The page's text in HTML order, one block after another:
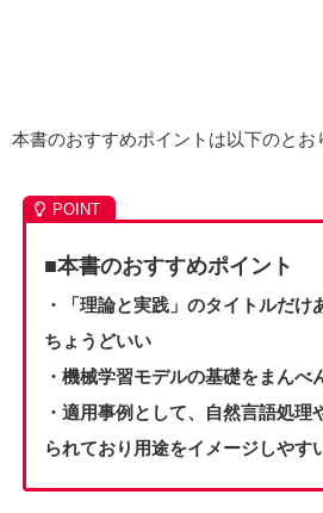
本書のおすすめポイントは以下のとお
■本書のおすすめポイント
・「理論と実践」のタイトルだけ
ちょうどいい
・機械学習モデルの基礎をまんべ
・適用事例として、自然言語処理
られており用途をイメージしやす